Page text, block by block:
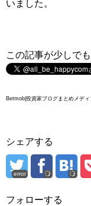
いました。
この記事が少しで
Betmob|投資家ブログまとめメディ
シェアする
error
フォローする